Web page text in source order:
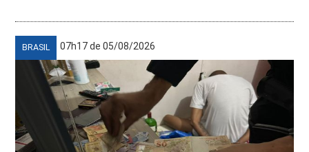
BRASIL 07h17 de 05/08/2026